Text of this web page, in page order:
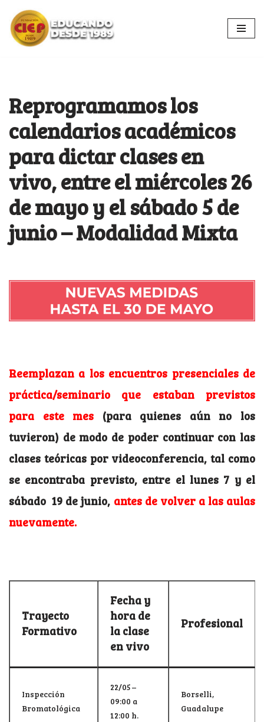
Ir
al
Reprogramamos los
calendarios académicos
para dictar clases en
vivo, entre el miércoles 26
de mayo y el sábado 5 de
junio – Modalidad Mixta
Reemplazan a los encuentros presenciales de
práctica/seminario que estaban previstos
para este mes (para quienes aún no los
tuvieron) de modo de poder continuar con las
clases teóricas por videoconferencia, tal como
se encontraba previsto, entre el lunes 7 y el
sábado 19 de junio, antes de volver a las aulas
nuevamente.
Trayecto
Formativo
Fecha y
hora de
la clase
en vivo
Profesional
Inspección
Bromatológica
22/05 –
09:00 a
12:00 h.
Borselli,
Guadalupe